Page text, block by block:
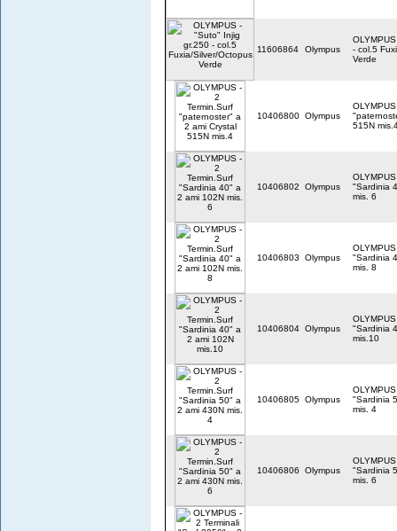
11606864 Olympus
- col.5
Verde
10406800 Olympus
515N
10406802 Olympus
"Sardinia
mis. 6
10406803 Olympus
"Sardinia
mis. 8
10406804 Olympus
"Sardinia
mis.10
10406805 Olympus
"Sardinia
mis. 4
10406806 Olympus
"Sardinia
mis. 6